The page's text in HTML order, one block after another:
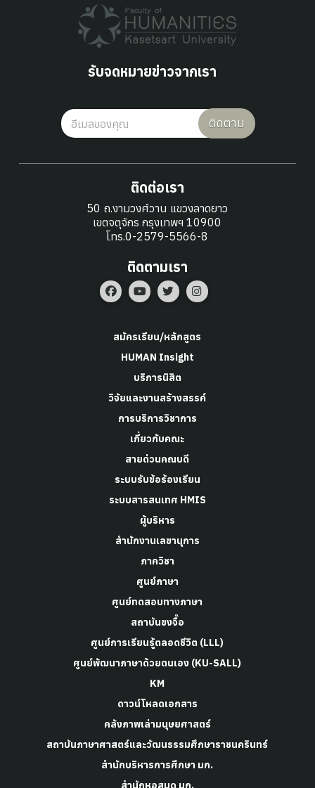
รับจดหมายข่าวจากเรา
ติดตาม
ติดต่อเรา
50 ถ.งามวงศ์วาน แขวงลาดยาว
เขตจตุจักร กรุงเทพฯ 10900
โทร.0-2579-5566-8
ติดตามเรา
สมัครเรียน/หลักสูตร
HUMAN Insight
บริการนิสิต
วิจัยและงานสร้างสรรค์
การบริการวิชาการ
เกี่ยวกับคณะ
สายด่วนคณบดี
ระบบรับข้อร้องเรียน
ระบบสารสนเทศ HMIS
ผู้บริหาร
สำนักงานเลขานุการ
ภาควิชา
ศูนย์ภาษา
ศูนย์ทดสอบทางภาษา
สถาบันขงจื๊อ
ศูนย์การเรียนรู้ตลอดชีวิต (LLL)
ศูนย์พัฒนาภาษาด้วยตนเอง (KU-SALL)
KM
ดาวน์โหลดเอกสาร
คลังภาพเล่ามนุษยศาสตร์
สถาบันภาษาศาสตร์และวัฒนธรรมศึกษาราชนครินทร์
สำนักบริหารการศึกษา มก.
สำนักหอสมุด มก.